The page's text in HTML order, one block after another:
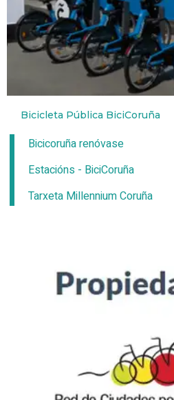
Bicicleta Pública BiciCoruña
Bicicoruña renóvase
Estacións - BiciCoruña
Tarxeta Millennium Coruña